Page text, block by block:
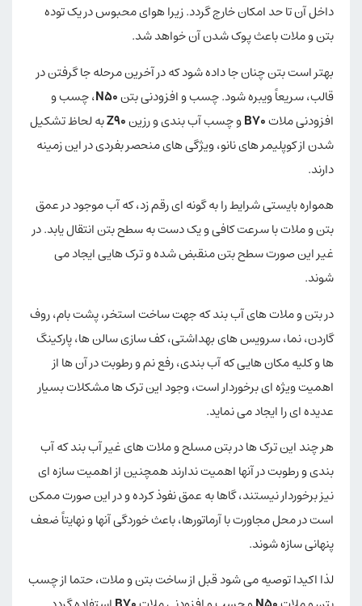
داخل آن تا حد امکان خارج گردد. زیرا هوای محبوس در یک توده
بتن و ملات باعث پوک شدن آن خواهد شد.
بهتر است بتن چنان جا داده شود که در آخرین مرحله جا گرفتن در
قالب، سریعاً ویبره شود. چسب و افزودنی بتنN50، چسب و
افزودنی ملاتB70و چسب آب بندی و رزینZ90به لحاظ تشکیل
شدن از کوپلیمر های نانو، ویژگی های منحصر بفردی در این زمینه
دارند.
همواره بایستی شرایط را به گونه ای رقم زد، که آب موجود در عمق
بتن و ملات با سرعت کافی و یک دست به سطح بتن انتقال یابد. در
غیر این صورت سطح بتن منقبض شده و ترک هایی ایجاد می
شوند.
در بتن و ملات های آب بند که جهت ساخت استخر، پشت بام، روف
گاردن، نما، سرویس های بهداشتی، کف سازی سالن ها، پارکینگ
ها و کلیه مکان هایی که آب بندی، رفع نم و رطوبت در آن ها از
اهمیت ویژه ای برخوردار است، وجود این ترک ها مشکلات بسیار
عدیده ای را ایجاد می نماید.
هر چند این ترک ها در بتن مسلح و ملات های غیر آب بند که آب
بندی و رطوبت در آنها اهمیت ندارند همچنین از اهمیت سازه ای
نیز برخوردار نیستند، گاها به عمق نفوذ کرده و در این صورت ممکن
است در محل مجاورت با آرماتورها، باعث خوردگی آنها و نهایتاً ضعف
پنهانی سازه شوند.
لذا اکیدا توصیه می شود قبل از ساخت بتن و ملات، حتما از چسب